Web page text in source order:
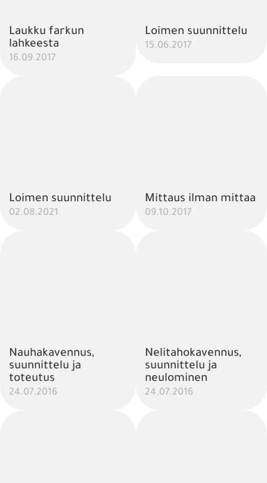
Laukku farkun
lahkeesta
16.09.2017
Loimen suunnittelu
15.06.2017
Loimen suunnittelu
02.08.2021
Mittaus ilman mittaa
09.10.2017
Nauhakavennus,
suunnittelu ja
toteutus
24.07.2016
Nelitahokavennus,
suunnittelu ja
neulominen
24.07.2016